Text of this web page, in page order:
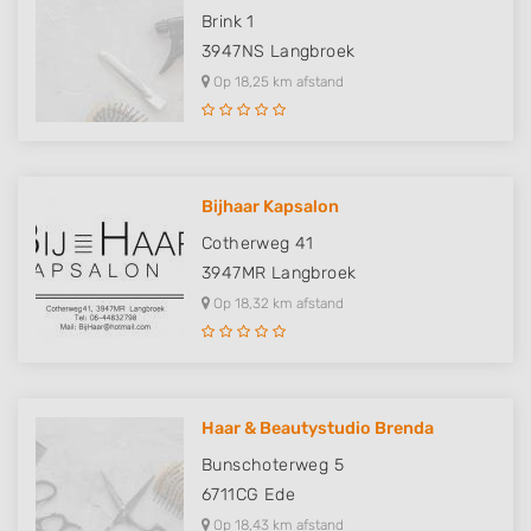
Brink 1
3947NS Langbroek
Op 18,25 km afstand
Bijhaar Kapsalon
Cotherweg 41
3947MR Langbroek
Op 18,32 km afstand
Haar & Beautystudio Brenda
Bunschoterweg 5
6711CG Ede
Op 18,43 km afstand
Use precise geolocation data
Identify devices based on information
actively requested
Functional
Advertising